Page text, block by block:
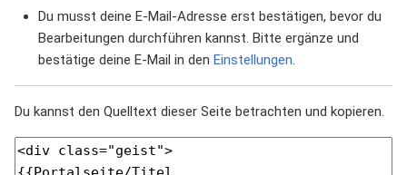
Du musst deine E-Mail-Adresse erst bestätigen, bevor du
Bearbeitungen durchführen kannst. Bitte ergänze und
bestätige deine E-Mail in den Einstellungen.
Du kannst den Quelltext dieser Seite betrachten und kopieren.